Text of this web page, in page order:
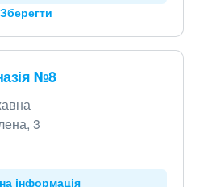
Зберегти
№8
3
інформація